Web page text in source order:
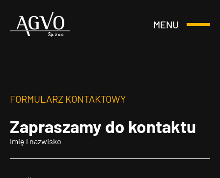
Header
MENU
Otwórz
FORMULARZ KONTAKTOWY
Zapraszamy do kontaktu